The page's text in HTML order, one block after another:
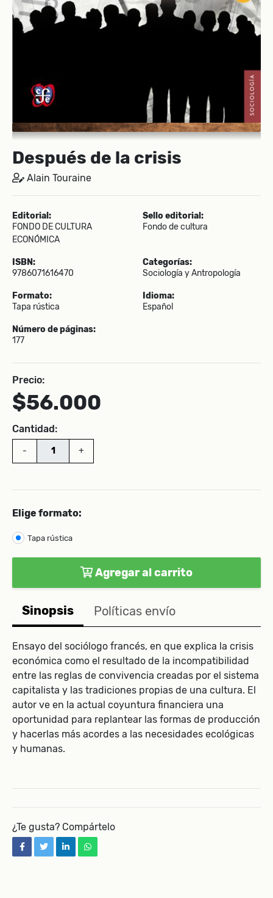
Después de la crisis
Alain Touraine
Editorial:
FONDO DE CULTURA
ECONÓMICA
Sello editorial:
Fondo de cultura
ISBN:
9786071616470
Categorías:
Sociología y Antropología
Formato:
Tapa rústica
Idioma:
Español
Número de páginas:
177
Precio:
$56.000
Cantidad:
- +
Elige formato:
Tapa rústica
Agregar al carrito
Sinopsis Políticas envío
Ensayo del sociólogo francés, en que explica la crisis
económica como el resultado de la incompatibilidad
entre las reglas de convivencia creadas por el sistema
capitalista y las tradiciones propias de una cultura. El
autor ve en la actual coyuntura financiera una
oportunidad para replantear las formas de producción
y hacerlas más acordes a las necesidades ecológicas
y humanas.
¿Te gusta? Compártelo
facebooktwitterlinkedinwhatsapp